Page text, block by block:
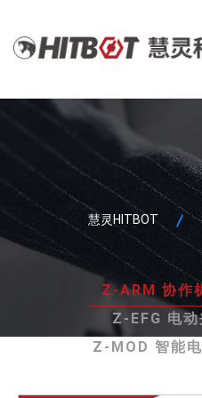
慧灵HITBOT
Z-ARM 协作
Z-EFG 电动
Z-MOD 智能